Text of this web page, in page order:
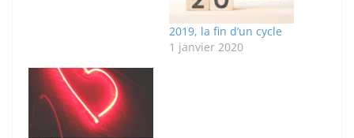
2019, la fin d’un cycle
1 janvier 2020